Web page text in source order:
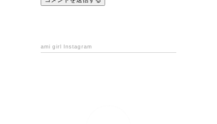
ami girl Instagram